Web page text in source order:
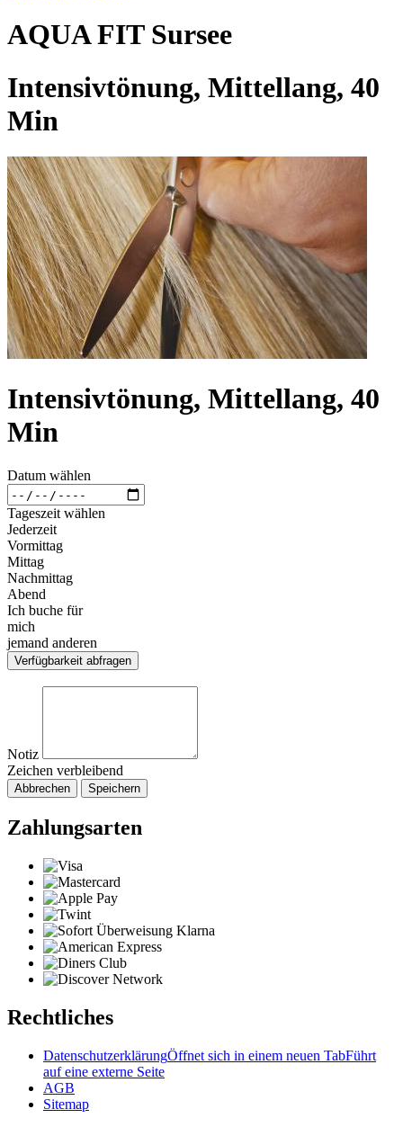
AQUA FIT Sursee
Intensivtönung, Mittellang, 40
Min
Intensivtönung, Mittellang, 40
Min
Datum wählen
Tageszeit wählen
Jederzeit
Vormittag
Mittag
Nachmittag
Abend
Ich buche für
mich
jemand anderen
Verfügbarkeit abfragen
Notiz
Zeichen verbleibend
Abbrechen Speichern
Zahlungsarten
Rechtliches
DatenschutzerklärungÖffnet sich in einem neuen TabFührt
auf eine externe Seite
AGB
Sitemap